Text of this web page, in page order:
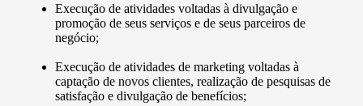
Execução de atividades voltadas à divulgação e
promoção de seus serviços e de seus parceiros de
negócio;
Execução de atividades de marketing voltadas à
captação de novos clientes, realização de pesquisas de
satisfação e divulgação de benefícios;